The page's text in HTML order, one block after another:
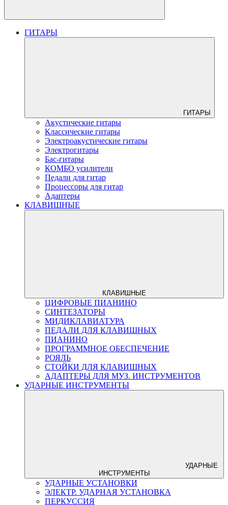
ГИТАРЫ
ГИТАРЫ
Акустические гитары
Классические гитары
Электроакустические гитары
Электрогитары
Бас-гитары
КОМБО усилители
Педали для гитар
Процессоры для гитар
Адаптеры
КЛАВИШНЫЕ
КЛАВИШНЫЕ
ЦИФРОВЫЕ ПИАНИНО
СИНТЕЗАТОРЫ
МИДИКЛАВИАТУРА
ПЕДАЛИ ДЛЯ КЛАВИШНЫХ
ПИАНИНО
ПРОГРАММНОЕ ОБЕСПЕЧЕНИЕ
РОЯЛЬ
СТОЙКИ ДЛЯ КЛАВИШНЫХ
АДАПТЕРЫ ДЛЯ МУЗ. ИНСТРУМЕНТОВ
УДАРНЫЕ ИНСТРУМЕНТЫ
УДАРНЫЕ
ИНСТРУМЕНТЫ
УДАРНЫЕ УСТАНОВКИ
ЭЛЕКТР. УДАРНАЯ УСТАНОВКА
ПЕРКУССИЯ